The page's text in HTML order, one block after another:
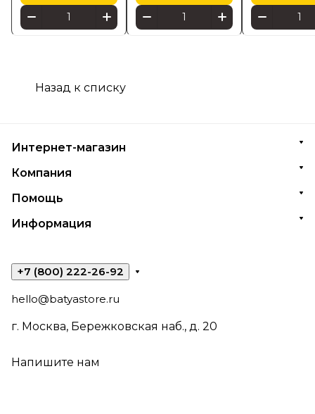
Назад к списку
Интернет-магазин
Компания
Помощь
Информация
+7 (800) 222-26-92
hello@batyastore.ru
г. Москва, Бережковская наб., д. 20
Напишите нам